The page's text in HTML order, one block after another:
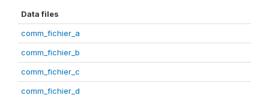
Data files
comm_fichier_a
comm_fichier_b
comm_fichier_c
comm_fichier_d